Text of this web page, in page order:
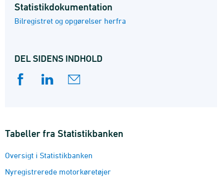
Statistik­dokumentation
Bilregistret og opgørelser herfra
DEL SIDENS INDHOLD
Tabeller fra Statistikbanken
Oversigt i Statistikbanken
Nyregistrerede motorkøretøjer